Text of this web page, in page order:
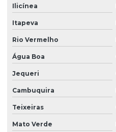
Ilicínea
Itapeva
Rio Vermelho
Água Boa
Jequeri
Cambuquira
Teixeiras
Mato Verde